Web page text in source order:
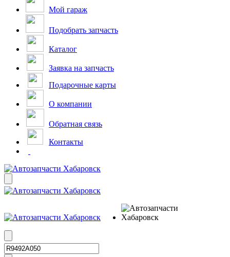
Мой гараж
Подобрать запчасть
Каталог
Заявка на запчасть
Подарочные карты
О компании
Обратная связь
Контакты